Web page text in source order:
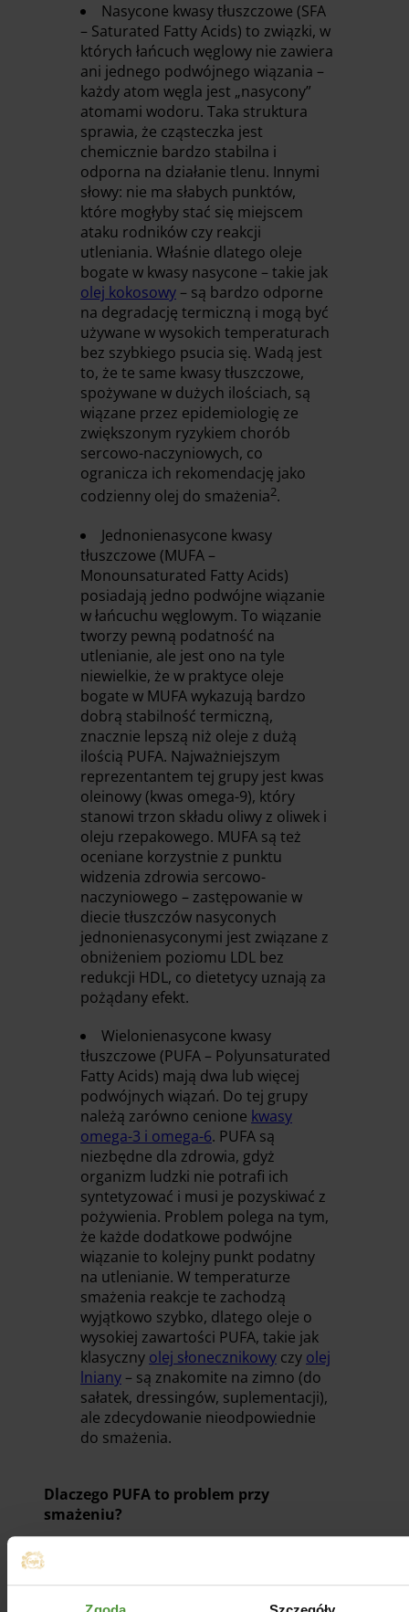
Nasycone kwasy tłuszczowe (SFA
– Saturated Fatty Acids) to związki, w
których łańcuch węglowy nie zawiera
ani jednego podwójnego wiązania –
każdy atom węgla jest „nasycony”
atomami wodoru. Taka struktura
sprawia, że cząsteczka jest
chemicznie bardzo stabilna i
odporna na działanie tlenu. Innymi
słowy: nie ma słabych punktów,
które mogłyby stać się miejscem
ataku rodników czy reakcji
utleniania. Właśnie dlatego oleje
bogate w kwasy nasycone – takie jak
olej kokosowy – są bardzo odporne
na degradację termiczną i mogą być
używane w wysokich temperaturach
bez szybkiego psucia się. Wadą jest
to, że te same kwasy tłuszczowe,
spożywane w dużych ilościach, są
wiązane przez epidemiologię ze
zwiększonym ryzykiem chorób
sercowo-naczyniowych, co
ogranicza ich rekomendację jako
codzienny olej do smażenia2.
Jednonienasycone kwasy
tłuszczowe (MUFA –
Monounsaturated Fatty Acids)
posiadają jedno podwójne wiązanie
w łańcuchu węglowym. To wiązanie
tworzy pewną podatność na
utlenianie, ale jest ono na tyle
niewielkie, że w praktyce oleje
bogate w MUFA wykazują bardzo
dobrą stabilność termiczną,
znacznie lepszą niż oleje z dużą
ilością PUFA. Najważniejszym
reprezentantem tej grupy jest kwas
oleinowy (kwas omega-9), który
stanowi trzon składu oliwy z oliwek i
oleju rzepakowego. MUFA są też
oceniane korzystnie z punktu
widzenia zdrowia sercowo-
naczyniowego – zastępowanie w
diecie tłuszczów nasyconych
jednonienasyconymi jest związane z
obniżeniem poziomu LDL bez
redukcji HDL, co dietetycy uznają za
pożądany efekt.
Wielonienasycone kwasy
tłuszczowe (PUFA – Polyunsaturated
Fatty Acids) mają dwa lub więcej
podwójnych wiązań. Do tej grupy
należą zarówno cenione kwasy
omega-3 i omega-6. PUFA są
niezbędne dla zdrowia, gdyż
organizm ludzki nie potrafi ich
syntetyzować i musi je pozyskiwać z
pożywienia. Problem polega na tym,
że każde dodatkowe podwójne
wiązanie to kolejny punkt podatny
na utlenianie. W temperaturze
smażenia reakcje te zachodzą
wyjątkowo szybko, dlatego oleje o
wysokiej zawartości PUFA, takie jak
klasyczny olej słonecznikowy czy olej
lniany – są znakomite na zimno (do
sałatek, dressingów, suplementacji),
ale zdecydowanie nieodpowiednie
do smażenia.
Dlaczego PUFA to problem przy
smażeniu?